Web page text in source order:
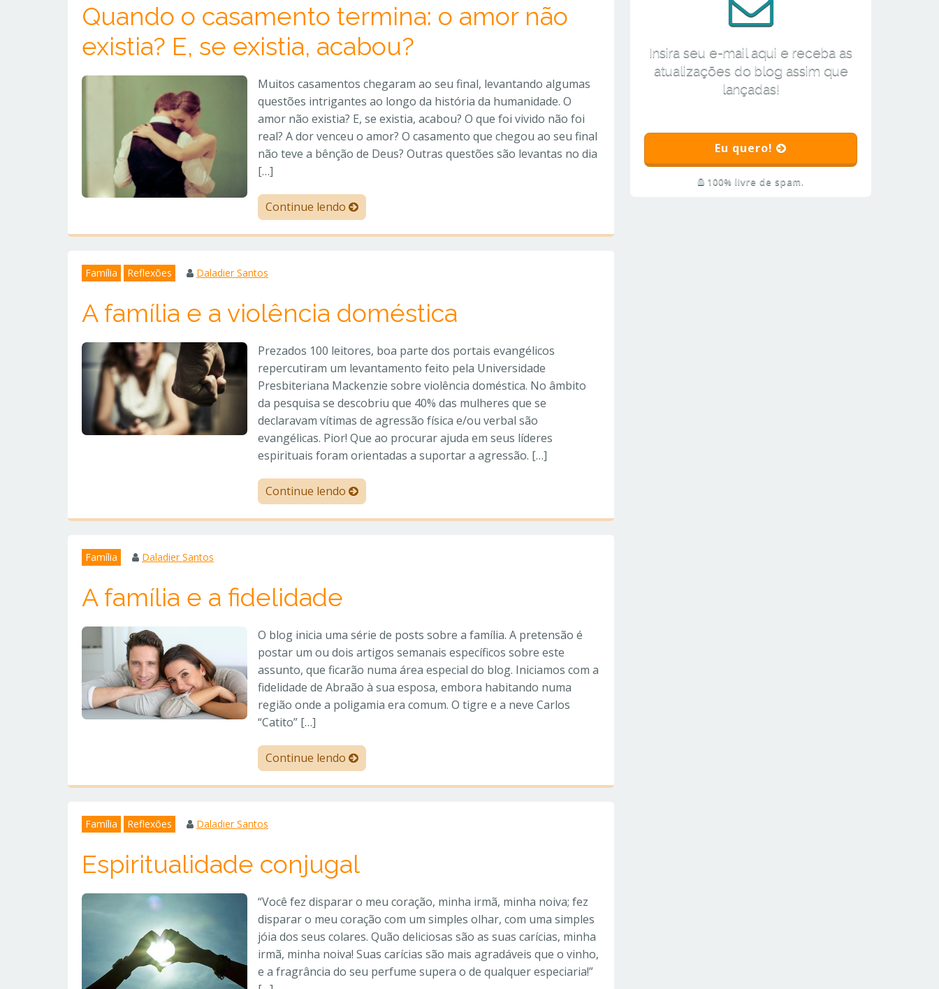
Quando o casamento termina: o amor não
existia? E, se existia, acabou?
Muitos casamentos chegaram ao seu final, levantando algumas
questões intrigantes ao longo da história da humanidade. O
amor não existia? E, se existia, acabou? O que foi vivido não foi
real? A dor venceu o amor? O casamento que chegou ao seu final
não teve a bênção de Deus? Outras questões são levantas no dia
[…]
Continue lendo
Família Reflexões Daladier Santos
A família e a violência doméstica
Prezados 100 leitores, boa parte dos portais evangélicos
repercutiram um levantamento feito pela Universidade
Presbiteriana Mackenzie sobre violência doméstica. No âmbito
da pesquisa se descobriu que 40% das mulheres que se
declaravam vítimas de agressão física e/ou verbal são
evangélicas. Pior! Que ao procurar ajuda em seus líderes
espirituais foram orientadas a suportar a agressão. […]
Continue lendo
Família Daladier Santos
A família e a fidelidade
O blog inicia uma série de posts sobre a família. A pretensão é
postar um ou dois artigos semanais específicos sobre este
assunto, que ficarão numa área especial do blog. Iniciamos com a
fidelidade de Abraão à sua esposa, embora habitando numa
região onde a poligamia era comum. O tigre e a neve Carlos
“Catito” […]
Continue lendo
Família Reflexões Daladier Santos
Espiritualidade conjugal
“Você fez disparar o meu coração, minha irmã, minha noiva; fez
disparar o meu coração com um simples olhar, com uma simples
jóia dos seus colares. Quão deliciosas são as suas carícias, minha
irmã, minha noiva! Suas carícias são mais agradáveis que o vinho,
e a fragrância do seu perfume supera o de qualquer especiaria!”
Insira seu e-mail aqui e receba as
atualizações do blog assim que
lançadas!
Eu quero!
100% livre de spam.